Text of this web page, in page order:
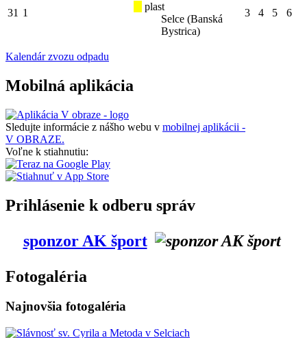
31 1
plast
Selce (Banská
Bystrica)
3 4 5 6
Kalendár zvozu odpadu
Mobilná aplikácia
Sledujte informácie z nášho webu v mobilnej aplikácii -
V OBRAZE.
Voľne k stiahnutiu:
Prihlásenie k odberu správ
sponzor AK šport
Fotogaléria
Najnovšia fotogaléria